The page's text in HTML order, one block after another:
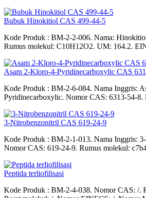
Bubuk Hinokitiol CAS 499-44-5
Kode Produk : BM-2-2-006. Nama:
Rumus molekul: C10H12O2. UM: 164.2.
Asam 2-Kloro-4-Pyridinecarboxylic CAS
Kode Produk : BM-2-6-084. Nama Inggris:
Pyridinecarboxylic. Nomor CAS: 6313-54-8.
3-Nitrobenzonitril CAS 619-24-9
Kode Produk : BM-2-1-013. Nama Inggris:
Nomor CAS: 619-24-9. Rumus molekul:
Peptida terliofilisasi
Kode Produk : BM-2-4-038. Nomor CAS: /.